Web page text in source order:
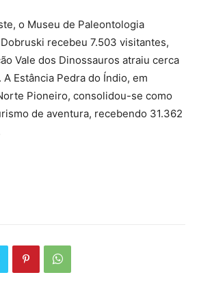
o Museu de Paleontologia
recebeu 7.503 visitantes,
Vale dos Dinossauros atraiu cerca
Estância Pedra do Índio, em
Pioneiro, consolidou-se como
de aventura, recebendo 31.362